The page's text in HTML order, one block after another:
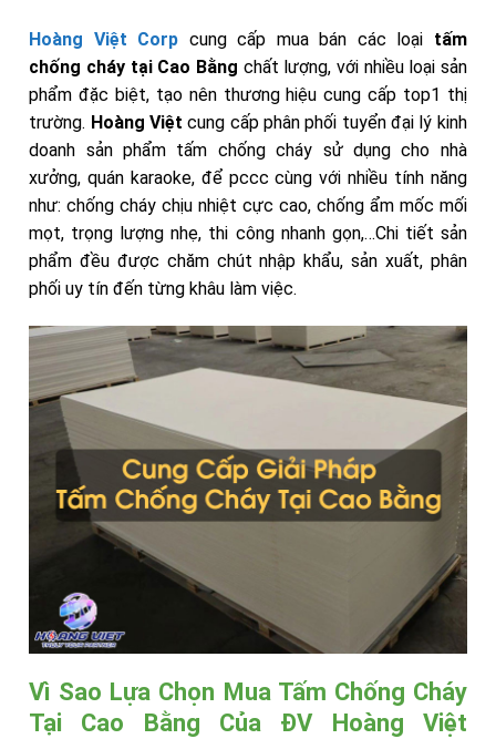
Hoàng Việt Corp cung cấp mua bán các loại tấm
chống cháy tại Cao Bằng chất lượng, với nhiều loại sản
phẩm đặc biệt, tạo nên thương hiệu cung cấp top1 thị
trường. Hoàng Việt cung cấp phân phối tuyển đại lý kinh
doanh sản phẩm tấm chống cháy sử dụng cho nhà
xưởng, quán karaoke, để pccc cùng với nhiều tính năng
như: chống cháy chịu nhiệt cực cao, chống ẩm mốc mối
mọt, trọng lượng nhẹ, thi công nhanh gọn,…Chi tiết sản
phẩm đều được chăm chút nhập khẩu, sản xuất, phân
phối uy tín đến từng khâu làm việc.
Vì Sao Lựa Chọn Mua Tấm Chống Cháy
Tại Cao Bằng Của ĐV Hoàng Việt